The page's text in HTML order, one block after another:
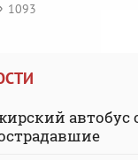
1093
автобус